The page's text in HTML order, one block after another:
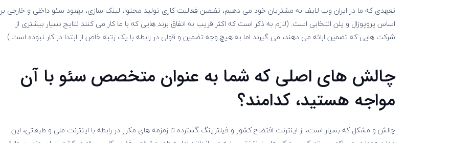
تعهدی که ما در ایران وب لایف به مشتریان خود می دهیم، تضمین فعالیت کاری تولید محتوا، لینک سازی، بهبود سئو داخلی و خارجی بر
اساس پروپوزال و پلن انتخابی است. (لازم به ذکر است که اکثر قریب به اتفاق برند هایی که با ما کار می کنند نتایج بسیار بیشتری از
شرکت هایی که تضمین ارائه می دهند، می گیرند اما به هیچ وجه تضمین و قولی در رابطه با یک رتبه خاص از ابتدا در کار نبوده است.)
چالش های اصلی که شما به عنوان متخصص سئو با آن
مواجه هستید، کدامند؟
چالش و مشکل که بسیار است، از اینترنت افتضاح کشور و فیلترینگ گسترده تا زمزمه های مکرر در رابطه با اینترنت ملی و طبقاتی، این